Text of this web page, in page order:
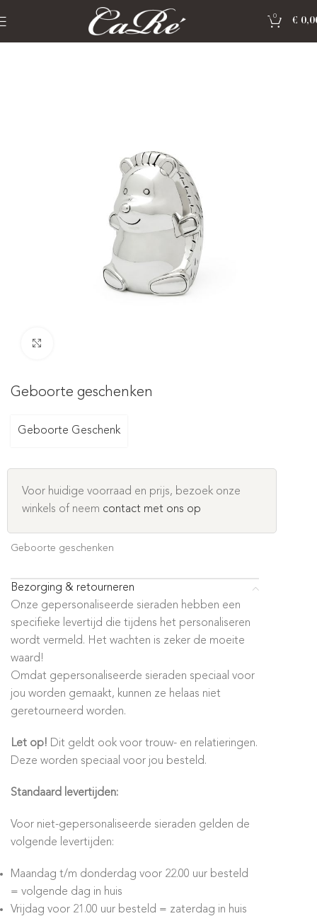
0
€
Geboorte geschenken
Geboorte geschenken
Geboorte Geschenk
Voor huidige voorraad en prijs, bezoek onze
winkels of neem contact met ons op
Geboorte geschenken
Bezorging & retourneren
Onze gepersonaliseerde sieraden hebben een
specifieke levertijd die tijdens het personaliseren
wordt vermeld. Het wachten is zeker de moeite
waard!
Omdat gepersonaliseerde sieraden speciaal voor
jou worden gemaakt, kunnen ze helaas niet
geretourneerd worden.
Let op! Dit geldt ook voor trouw- en relatieringen.
Deze worden speciaal voor jou besteld.
Standaard levertijden:
Voor niet-gepersonaliseerde sieraden gelden de
volgende levertijden:
Maandag t/m donderdag voor 22.00 uur besteld
= volgende dag in huis
Vrijdag voor 21.00 uur besteld = zaterdag in huis